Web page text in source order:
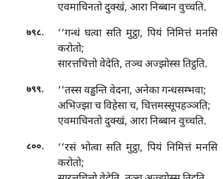
एवमाचिनतो दुक्खं, आरा निब्बान वुच्चति.
७९८.
‘‘गन्धं घत्वा सति मुट्ठा, पियं निमित्तं मनसि
करोतो;
सारत्तचित्तो वेदेति, तञ्च अज्झोस्स तिट्ठति.
७९९. ‘‘तस्सवड्ढन्ति वेदना, अनेका गन्धसम्भवा;
अभिज्झा च विहेसा च, चित्तमस्सूपहञ्ञति;
एवमाचिनतो दुक्खं, आरा निब्बान वुच्चति.
८००.
‘‘रसं भोत्वा सति मुट्ठा, पियं निमित्तं मनसि
करोतो;